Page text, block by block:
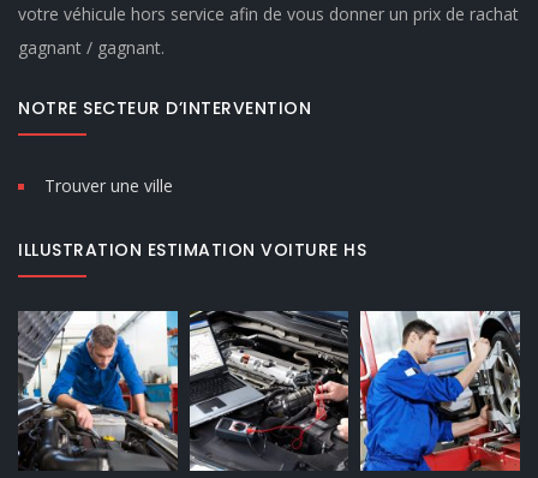
votre véhicule hors service afin de vous donner un prix de rachat
gagnant / gagnant.
NOTRE SECTEUR D’INTERVENTION
Trouver une ville
ILLUSTRATION ESTIMATION VOITURE HS